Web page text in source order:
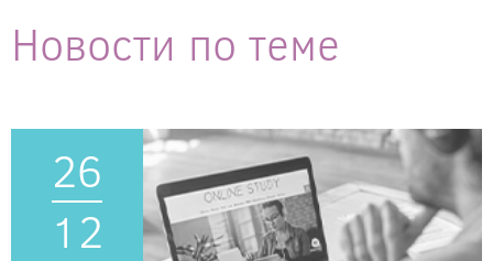
Новости по теме
26
12